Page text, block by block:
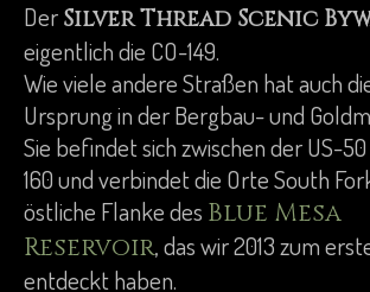
Der Silver Thread Scenic
eigentlich die CO-149.
Wie viele andere Straßen hat auch
Ursprung in der Bergbau- und
Sie befindet sich zwischen der US-
160 und verbindet die Orte South
östliche Flanke des Blue Mesa
Reservoir, das wir 2013 zum
entdeckt haben.